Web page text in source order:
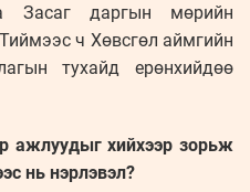
Засаг даргын мөрийн
ч Хөвсгөл аймгийн
тухайд ерөнхийдөө
ажлуудыг хийхээр зорьж
нь нэрлэвэл?